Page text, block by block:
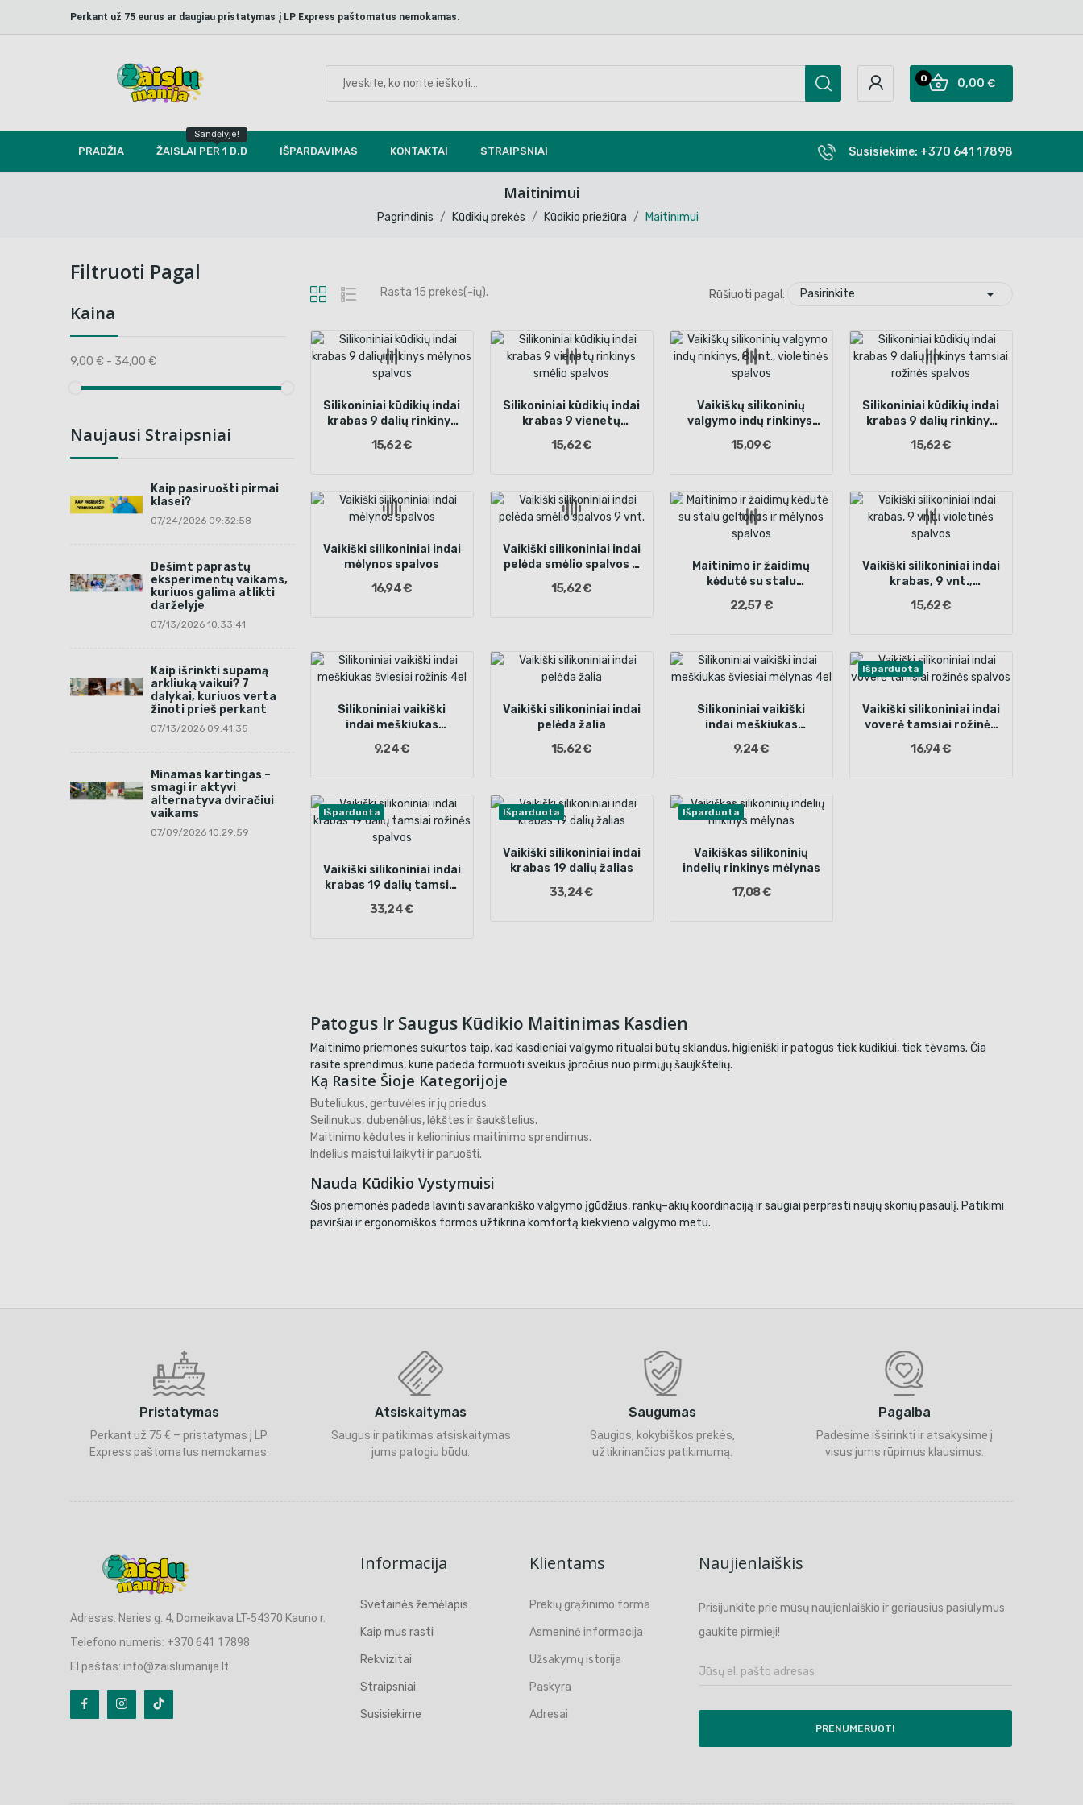
Perkant už 75 eurus ar daugiau pristatymas į LP Express paštomatus nemokamas.
0,00 €
0
PRADŽIA ŽAISLAI PER 1 D.D
Sandėlyje!
IŠPARDAVIMAS KONTAKTAI STRAIPSNIAI Susisiekime: +370 641 17898
Maitinimui
Pagrindinis Kūdikių prekės Kūdikio priežiūra Maitinimui
Filtruoti Pagal
Kaina
9,00 € - 34,00 €
Naujausi Straipsniai
Kaip pasiruošti pirmai
klasei?
07/24/2026 09:32:58
Dešimt paprastų
eksperimentų vaikams,
kuriuos galima atlikti
darželyje
07/13/2026 10:33:41
Kaip išrinkti supamą
arkliuką vaikui? 7
dalykai, kuriuos verta
žinoti prieš perkant
07/13/2026 09:41:35
Minamas kartingas –
smagi ir aktyvi
alternatyva dviračiui
vaikams
07/09/2026 10:29:59
Rasta 15 prekės(-ių). Rūšiuoti pagal: Pasirinkite 
Silikoniniai kūdikių indai
krabas 9 dalių rinkinys
15,62 €
Silikoniniai kūdikių indai
krabas 9 vienetų
15,62 €
Vaikiškų silikoninių
valgymo indų rinkinys,
spalvos
15,09 €
Silikoniniai kūdikių indai
krabas 9 dalių rinkinys
15,62 €
Vaikiški silikoniniai indai
mėlynos spalvos
16,94 €
Vaikiški silikoniniai indai
pelėda smėlio spalvos 9
15,62 €
Maitinimo ir žaidimų
kėdutė su stalu
spalvos
22,57 €
Vaikiški silikoniniai indai
krabas, 9 vnt.,
15,62 €
Silikoniniai vaikiški
indai meškiukas
9,24 €
Vaikiški silikoniniai indai
pelėda žalia
15,62 €
Silikoniniai vaikiški
indai meškiukas
9,24 €
Išparduota
Vaikiški silikoniniai indai
voverė tamsiai rožinės
16,94 €
Išparduota
Vaikiški silikoniniai indai
krabas 19 dalių tamsiai
33,24 €
Išparduota
Vaikiški silikoniniai indai
krabas 19 dalių žalias
33,24 €
Išparduota
Vaikiškas silikoninių
indelių rinkinys mėlynas
17,08 €
Patogus Ir Saugus Kūdikio Maitinimas Kasdien
Maitinimo priemonės sukurtos taip, kad kasdieniai valgymo ritualai būtų sklandūs, higieniški ir patogūs tiek kūdikiui, tiek tėvams. Čia
rasite sprendimus, kurie padeda formuoti sveikus įpročius nuo pirmųjų šaujkštelių.
Ką Rasite Šioje Kategorijoje
Buteliukus, gertuvėles ir jų priedus.
Seilinukus, dubenėlius, lėkštes ir šaukštelius.
Maitinimo kėdutes ir kelioninius maitinimo sprendimus.
Indelius maistui laikyti ir paruošti.
Nauda Kūdikio Vystymuisi
Šios priemonės padeda lavinti savarankiško valgymo įgūdžius, rankų–akių koordinaciją ir saugiai perprasti naujų skonių pasaulį. Patikimi
paviršiai ir ergonomiškos formos užtikrina komfortą kiekvieno valgymo metu.
Pristatymas
Perkant už 75 € – pristatymas į LP
Express paštomatus nemokamas.
Atsiskaitymas
Saugus ir patikimas atsiskaitymas
jums patogiu būdu.
Saugumas
Saugios, kokybiškos prekės,
užtikrinančios patikimumą.
Pagalba
Padėsime išsirinkti ir atsakysime į
visus jums rūpimus klausimus.
Adresas: Neries g. 4, Domeikava LT-54370 Kauno r.
Telefono numeris: +370 641 17898
El.paštas: info@zaislumanija.lt
Informacija
Svetainės žemėlapis
Kaip mus rasti
Rekvizitai
Straipsniai
Susisiekime
Klientams
Prekių grąžinimo forma
Asmeninė informacija
Užsakymų istorija
Paskyra
Adresai
Naujienlaiškis
Prisijunkite prie mūsų naujienlaiškio ir geriausius pasiūlymus
gaukite pirmieji!
PRENUMERUOTI